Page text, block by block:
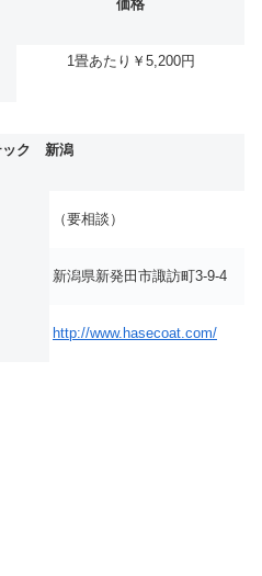
価格
1畳あたり￥5,200円
ック 新潟
（要相談）
新潟県新発田市諏訪町3-9-4
http://www.hasecoat.com/